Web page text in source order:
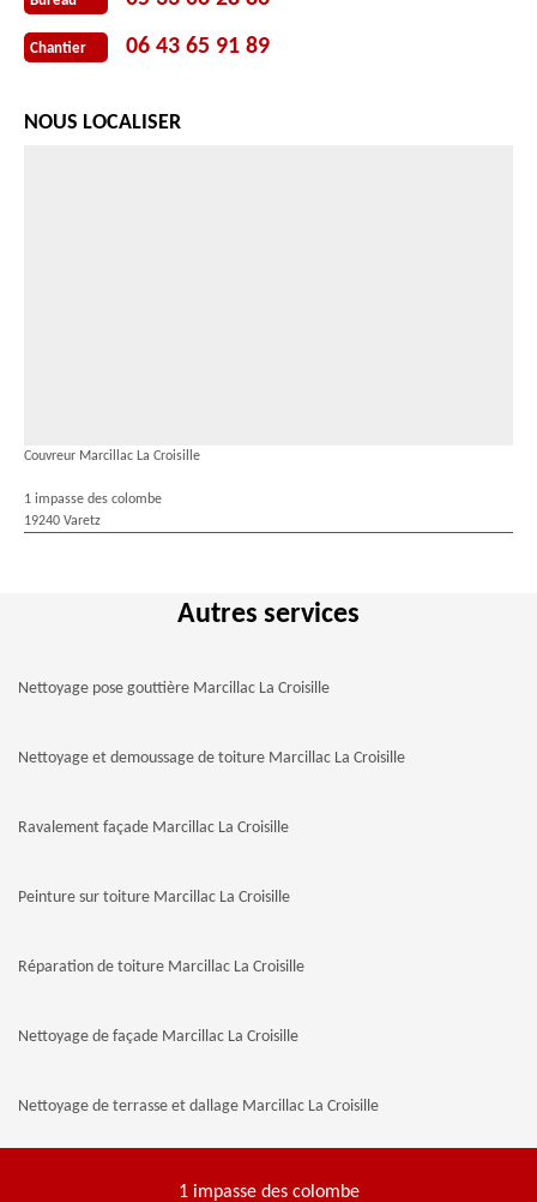
Chantier 06 43 65 91 89
NOUS LOCALISER
Couvreur Marcillac La Croisille
1 impasse des colombe
19240 Varetz
Autres services
Nettoyage pose gouttière Marcillac La Croisille
Nettoyage et demoussage de toiture Marcillac La Croisille
Ravalement façade Marcillac La Croisille
Peinture sur toiture Marcillac La Croisille
Réparation de toiture Marcillac La Croisille
Nettoyage de façade Marcillac La Croisille
Nettoyage de terrasse et dallage Marcillac La Croisille
1 impasse des colombe